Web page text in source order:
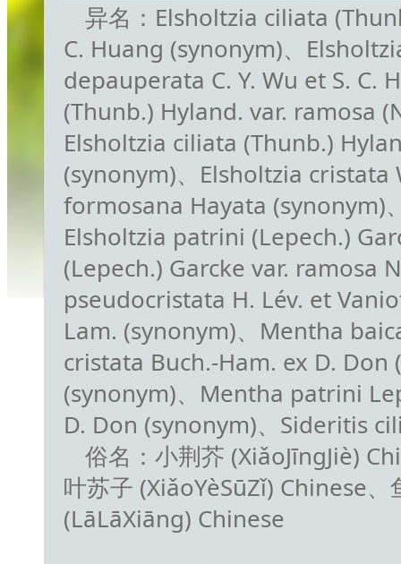
异名：Elsholtzia ciliata
C. Huang (synonym)、
depauperata C. Y. Wu et S. C.
(Thunb.) Hyland. var. ramosa
Elsholtzia ciliata (Thunb.)
(synonym)、Elsholtzia
formosana Hayata (synonym)
Elsholtzia patrini (Lepech.)
(Lepech.) Garcke var. ramosa
pseudocristata H. Lév. et
Lam. (synonym)、Mentha
cristata Buch.-Ham. ex D.
(synonym)、Mentha patrini
D. Don (synonym)、Sideritis
俗名：小荆芥 (XiǎoJīngJiè)
叶苏子 (XiǎoYèSūZǐ) Chinese
(LāLāXiāng) Chinese